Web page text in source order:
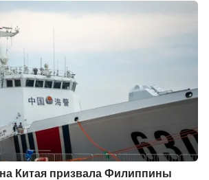
Китая призвала Филиппины